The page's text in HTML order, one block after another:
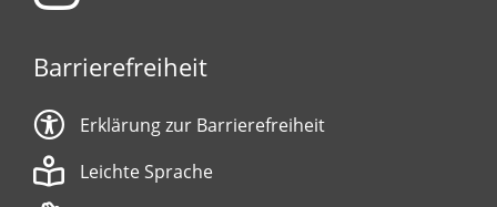
Barrierefreiheit
Erklärung zur Barrierefreiheit
Leichte Sprache